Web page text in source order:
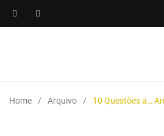
Home Arquivo 10 Questões a…